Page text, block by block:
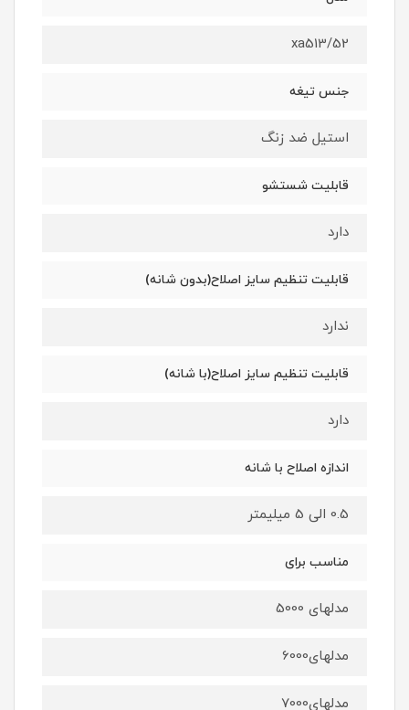
xa513/52
جنس تیغه
استیل ضد زنگ
قابلیت شستشو
دارد
قابلیت تنظیم سایز اصلاح(بدون شانه)
ندارد
قابلیت تنظیم سایز اصلاح(با شانه)
دارد
اندازه اصلاح با شانه
0.5 الی 5 میلیمتر
مناسب برای
مدلهای 5000
مدلهای6000
مدلهای7000